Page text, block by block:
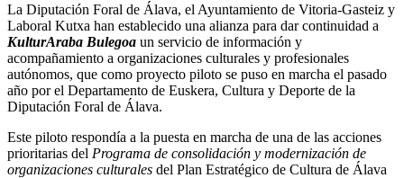
La Diputación Foral de Álava, el Ayuntamiento de Vitoria-Gasteiz y
Laboral Kutxa han establecido una alianza para dar continuidad a
KulturAraba Bulegoa un servicio de información y
acompañamiento a organizaciones culturales y profesionales
autónomos, que como proyecto piloto se puso en marcha el pasado
año por el Departamento de Euskera, Cultura y Deporte de la
Diputación Foral de Álava.
Este piloto respondía a la puesta en marcha de una de las acciones
prioritarias del Programa de consolidación y modernización de
organizaciones culturales del Plan Estratégico de Cultura de Álava